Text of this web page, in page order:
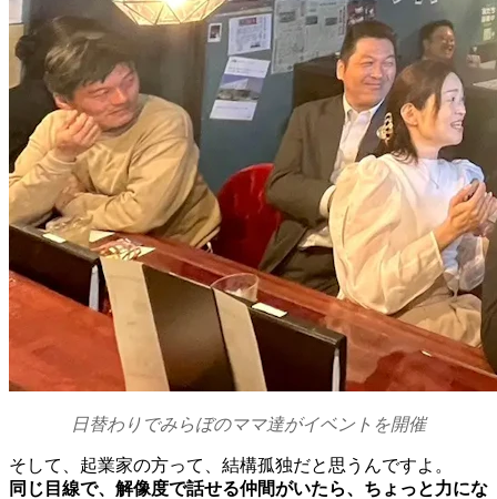
日替わりでみらぼのママ達がイベントを開催
そして、起業家の方って、結構孤独だと思うんですよ。
同じ目線で、解像度で話せる仲間がいたら、ちょっと力にな